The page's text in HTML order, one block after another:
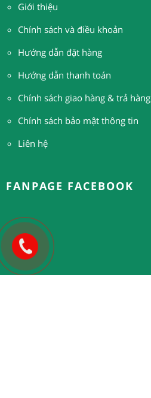
Giới thiệu
Chính sách và điều khoản
Hướng dẫn đặt hàng
Hướng dẫn thanh toán
Chính sách giao hàng & trả hàng
Chính sách bảo mật thông tin
Liên hệ
FANPAGE FACEBOOK